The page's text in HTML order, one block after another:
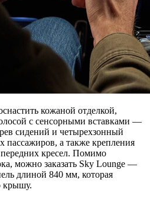
кожаной отделкой,
с сенсорными вставками —
сидений и четырехзонный
пассажиров, а также крепления
кресел. Помимо
можно заказать Sky Lounge —
длиной 840 мм, которая
крышу.